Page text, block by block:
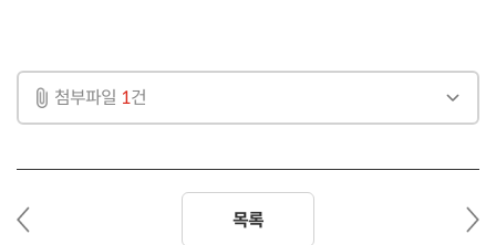
첨부파일 1건
목록